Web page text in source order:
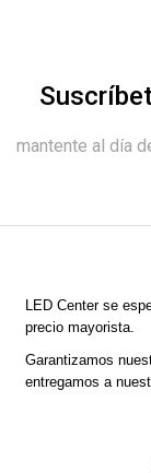
mantente al día
LED Centerse
precio mayorista.
Garantizamos
entregamos a